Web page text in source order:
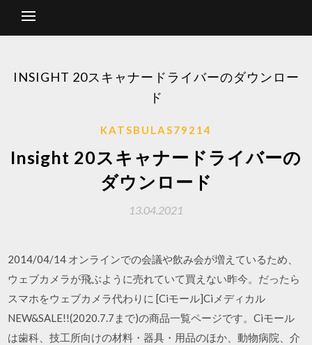
INSIGHT 20スキャナードライバーのダウンロー
ド
KATSBULAS79214
Insight 20スキャナードライバーの
ダウンロード
13.04.2021
2014/04/14 オンラインでの会議や飲み会が増えているため、
ウェブカメラが飛ぶように売れていて買えない昨今。だったら
スマホをウェブカメラ代わりに [Ciモール]Ciメディカル
NEW&SALE!!(2020.7.7まで)の商品一覧ページです。Ciモール
は歯科、技工所向けの材料・器具・用品のほか、動物病院、介